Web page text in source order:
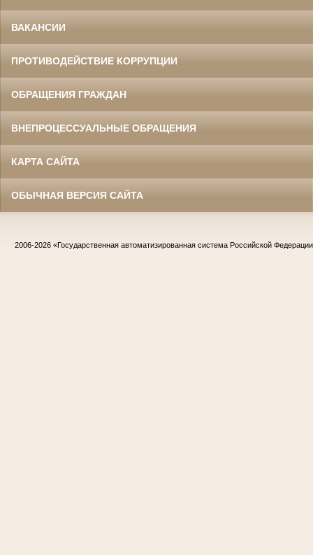
ВАКАНСИИ
ПРОТИВОДЕЙСТВИЕ КОРРУПЦИИ
ОБРАЩЕНИЯ ГРАЖДАН
ВНЕПРОЦЕССУАЛЬНЫЕ ОБРАЩЕНИЯ
КАРТА САЙТА
ОБЫЧНАЯ ВЕРСИЯ САЙТА
2006-2026 «Государственная автоматизированная система Российской